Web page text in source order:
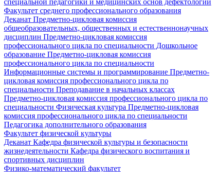
Факультет среднего профессионального образования
Деканат Предметно-цикловая комиссия
общеобразовательных, общественных и естественнонаучных
дисциплин Предметно-цикловая комиссия
профессионального цикла по специальности Дошкольное
образование Предметно-цикловая комиссия
профессионального цикла по специальности
Информационные системы и программирование Предметно-
цикловая комиссия профессионального цикла по
специальности Преподавание в начальных классах
Предметно-цикловая комиссия профессионального цикла по
специальности Физическая культура Предметно-цикловая
комиссия профессионального цикла по специальности
Педагогика дополнительного образования
Факультет физической культуры
Деканат Кафедра физической культуры и безопасности
жизнедеятельности Кафедра физического воспитания и
спортивных дисциплин
Физико-математический факультет